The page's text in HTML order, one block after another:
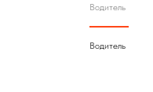
Водитель
Водитель